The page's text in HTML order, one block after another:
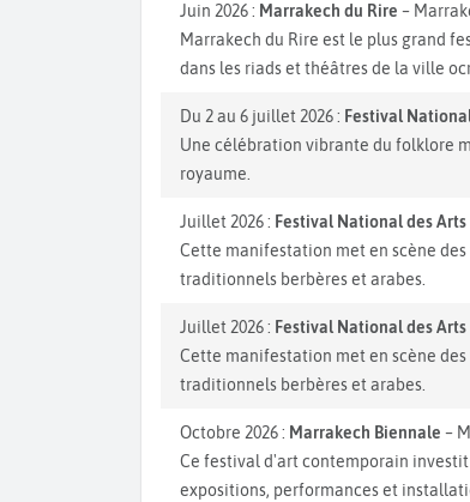
Juin 2026 : Marrakech du Rire –
Marrakech du Rire est le plus grand
dans les riads et théâtres de la ville
Du 2 au 6 juillet 2026 : Festival
Une célébration vibrante du folklore
royaume.
Juillet 2026 : Festival National des
Cette manifestation met en scène
traditionnels berbères et arabes.
Juillet 2026 : Festival National des
Cette manifestation met en scène
traditionnels berbères et arabes.
Octobre 2026 : Marrakech Biennale –
Ce festival d'art contemporain
expositions, performances et